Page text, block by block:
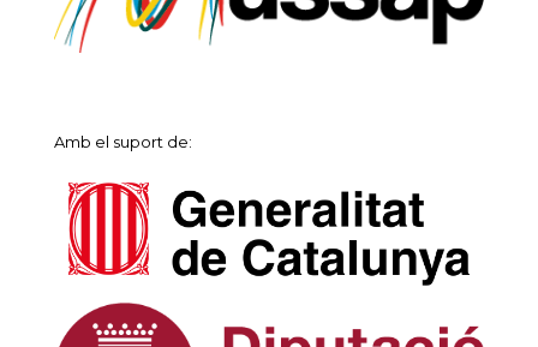
Amb el suport de: